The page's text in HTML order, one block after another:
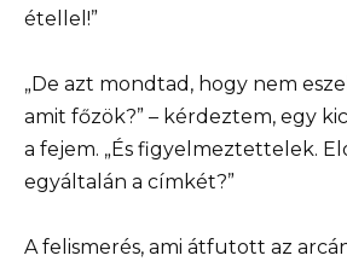
étellel!”
„De azt mondtad, hogy nem
amit főzök?” – kérdeztem, egy
a fejem. „És figyelmeztettelek.
egyáltalán a címkét?”
A felismerés, ami átfutott az